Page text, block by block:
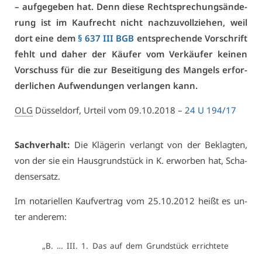
– auf­ge­ge­ben hat. Denn die­se Recht­spre­chungs­än­de­
rung ist im Kauf­recht nicht nach­zu­voll­zie­hen, weil
dort ei­ne dem§ 637 III BGB ent­spre­chen­de Vor­schrift
fehlt und da­her der Käu­fer vom Ver­käu­fer kei­nen
Vor­schuss für die zur Be­sei­ti­gung des Man­gels er­for­
der­li­chen Auf­wen­dun­gen ver­lan­gen kann.
OLG Düs­sel­dorf, Ur­teil vom 09.10.2018 – 24 U 194/17
Sach­ver­halt: Die Klä­ge­rin ver­langt von der Be­klag­ten,
von der sie ein Haus­grund­stück in K. er­wor­ben hat, Scha­
dens­er­satz.
Im no­ta­ri­el­len Kauf­ver­trag vom 25.10.2012 heißt es un­
ter an­de­rem:
„B. … III. 1. Das auf dem Grund­stück er­rich­te­te